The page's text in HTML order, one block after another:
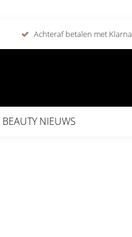
Achteraf betalen met Klarna
BEAUTY NIEUWS